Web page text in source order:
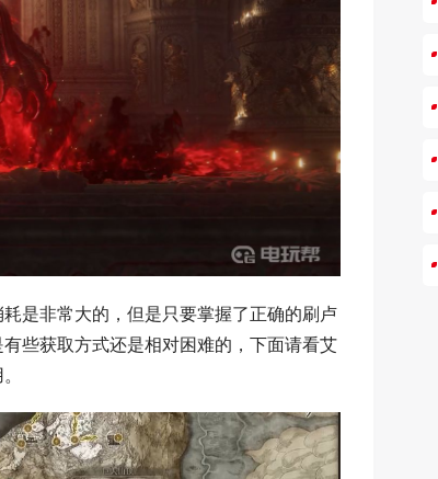
是非常大的，但是只要掌握了正确的刷卢
些获取方式还是相对困难的，下面请看艾